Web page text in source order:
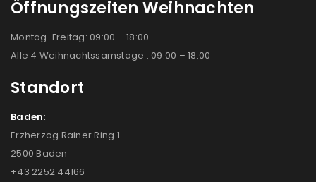
Öffnungszeiten Weihnachten
Montag-Freitag: 09:00 – 18:00
Alle 4 Weihnachtssamstage : 09:00 – 18:00
Standort
Baden:
Erzherzog Rainer Ring 1
2500 Baden
+43 2252 44166